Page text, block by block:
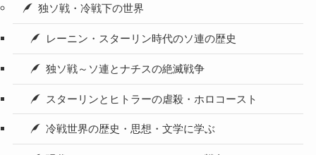
独ソ戦・冷戦下の世界
レーニン・スターリン時代のソ連の歴史
独ソ戦～ソ連とナチスの絶滅戦争
スターリンとヒトラーの虐殺・ホロコースト
冷戦世界の歴史・思想・文学に学ぶ